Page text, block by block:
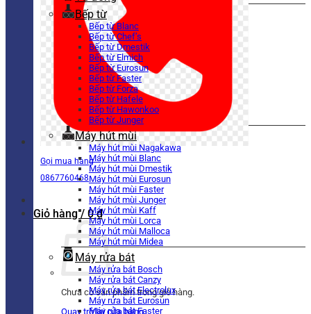
Gọi mua hàng
0867760468
Giỏ hàng / 0₫
Chưa có sản phẩm trong giỏ hàng.
Quay trở lại cửa hàng
Bếp từ
Bếp từ Blanc
Bếp từ Chef’s
Bếp từ Dmestik
Bếp từ Elmich
Bếp từ Eurosun
Bếp từ Faster
Bếp từ Forza
Bếp từ Hafele
Bếp từ Hawonkoo
Bếp từ Junger
Máy hút mùi
Máy hút mùi Nagakawa
Máy hút mùi Blanc
Máy hút mùi Dmestik
Máy hút mùi Eurosun
Máy hút mùi Faster
Máy hút mùi Junger
Máy hút mùi Kaff
Máy hút mùi Lorca
Máy hút mùi Malloca
Máy hút mùi Midea
Máy rửa bát
Máy rửa bát Bosch
Máy rửa bát Canzy
Máy rửa bát Electrolux
Máy rửa bát Eurosun
Máy rửa bát Faster